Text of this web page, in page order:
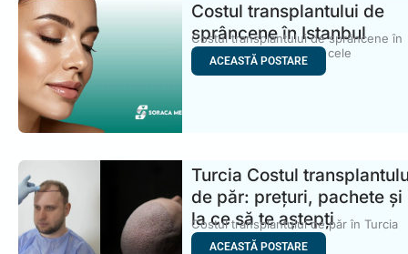
Costul transplantului de
sprâncene în Istanbul
Costul transplantului de sprâncene în
Istanbul este una dintre cele
ACEASTĂ POSTARE
Turcia Costul
de păr: prețuri, pachete și
la ce să te aștepți
Costul transplantului de păr în Turcia
este unul dintre cele
ACEASTĂ POSTARE